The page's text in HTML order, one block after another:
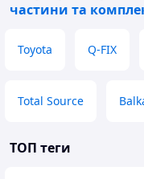
частини та
Toyota Q-FIX
Total Source
ТОП теги